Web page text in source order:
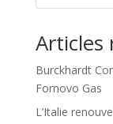
Articles
Burckhardt
Fornovo Gas
L’Italie